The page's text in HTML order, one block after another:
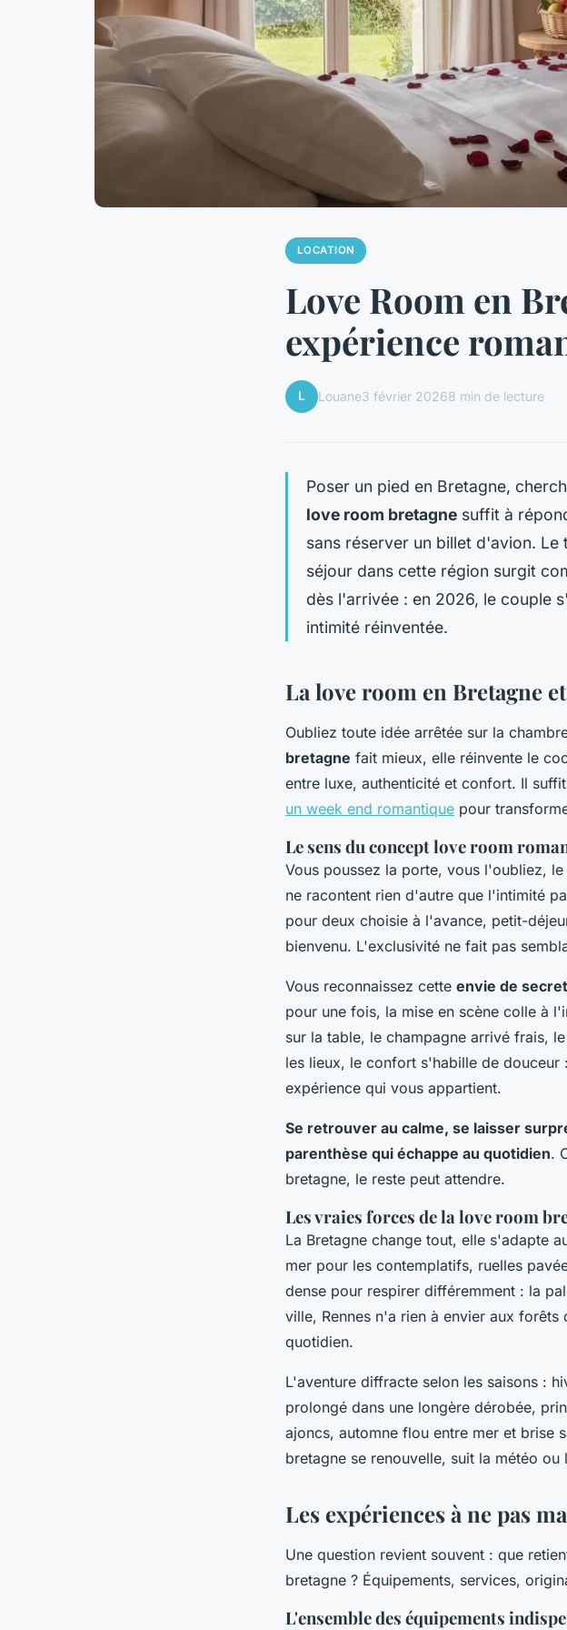
LOCATION
Love Room en
expérience
L Louane3 février 20268 min de lecture
Poser un pied en Bretagne,
love room bretagne suffit à
sans réserver un billet d'avion.
séjour dans cette région surgit
dès l'arrivée : en 2026, le couple
intimité réinventée.
La love room en Bretagne
Oubliez toute idée arrêtée sur la
bretagne fait mieux, elle réinvente le
entre luxe, authenticité et confort. Il
un week end romantique pour
Le sens du concept love room
Vous poussez la porte, vous l'oubliez,
ne racontent rien d'autre que l'intimité
pour deux choisie à l'avance, petit-
bienvenu. L'exclusivité ne fait pas
Vous reconnaissez cette envie de secret
pour une fois, la mise en scène colle à
sur la table, le champagne arrivé frais,
les lieux, le confort s'habille de
expérience qui vous appartient.
Se retrouver au calme, se laisser
parenthèse qui échappe au quotidien.
bretagne, le reste peut attendre.
Les vraies forces de la love room
La Bretagne change tout, elle s'adapte
mer pour les contemplatifs, ruelles
dense pour respirer différemment : la
ville, Rennes n'a rien à envier aux
quotidien.
L'aventure diffracte selon les saisons :
prolongé dans une longère dérobée,
ajoncs, automne flou entre mer et brise
bretagne se renouvelle, suit la météo ou
Les expériences à ne pas
Une question revient souvent : que
bretagne ? Équipements, services,
L'ensemble des équipements